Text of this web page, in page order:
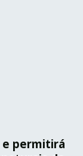
permitirá